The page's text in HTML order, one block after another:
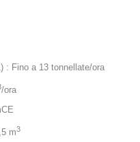
: Fino a 13 tonnellate/ora
/ora
m3